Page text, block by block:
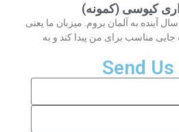
کیوسی (کمونه)
آینده به آلمان بروم. میزبان ما یعنی
مناسب برای من پیدا کند و به
Send